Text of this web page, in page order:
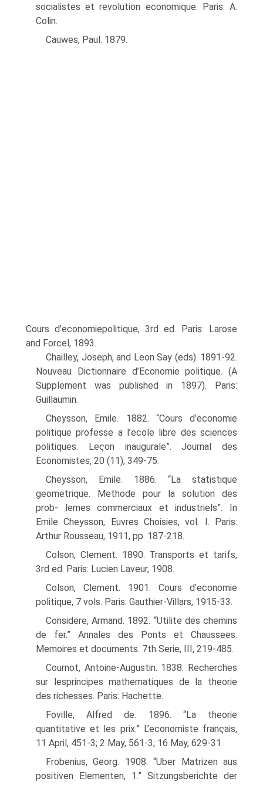
socialistes et revolution economique. Paris: A.
Colin.
Cauwes, Paul. 1879.
Cours d’economiepolitique, 3rd ed. Paris: Larose
and Forcel, 1893.
Chailley, Joseph, and Leon Say (eds). 1891-92.
Nouveau Dictionnaire d’Economie poli­tique. (A
Supplement was published in 1897). Paris:
Guillaumin.
Cheysson, Emile. 1882. “Cours d’economie
politique professe a l’ecole libre des sciences
politiques. Leςon inaugurale”. Journal des
Economistes, 20 (11), 349-75.
Cheysson, Emile. 1886. “La statistique
geometrique. Methode pour la solution des
prob- lemes commerciaux et industriels”. In
Emile Cheysson, Euvres Choisies, vol. I. Paris:
Arthur Rousseau, 1911, pp. 187-218.
Colson, Clement. 1890. Transports et tarifs,
3rd ed. Paris: Lucien Laveur, 1908.
Colson, Clement. 1901. Cours d’economie
politique, 7 vols. Paris: Gauthier-Villars, 1915-33.
Considere, Armand. 1892. “Utilite des chemins
de fer.” Annales des Ponts et Chaussees.
Memoires et documents. 7th Serie, III, 219-485.
Cournot, Antoine-Augustin. 1838. Recherches
sur lesprincipes mathematiques de la theorie
des richesses. Paris: Hachette.
Foville, Alfred de. 1896. “La theorie
quantitative et les prix.” L’economiste franςais,
11 April, 451-3; 2 May, 561-3; 16 May, 629-31.
Frobenius, Georg. 1908. “Uber Matrizen aus
positiven Elementen, 1.” Sitzungsberichte der